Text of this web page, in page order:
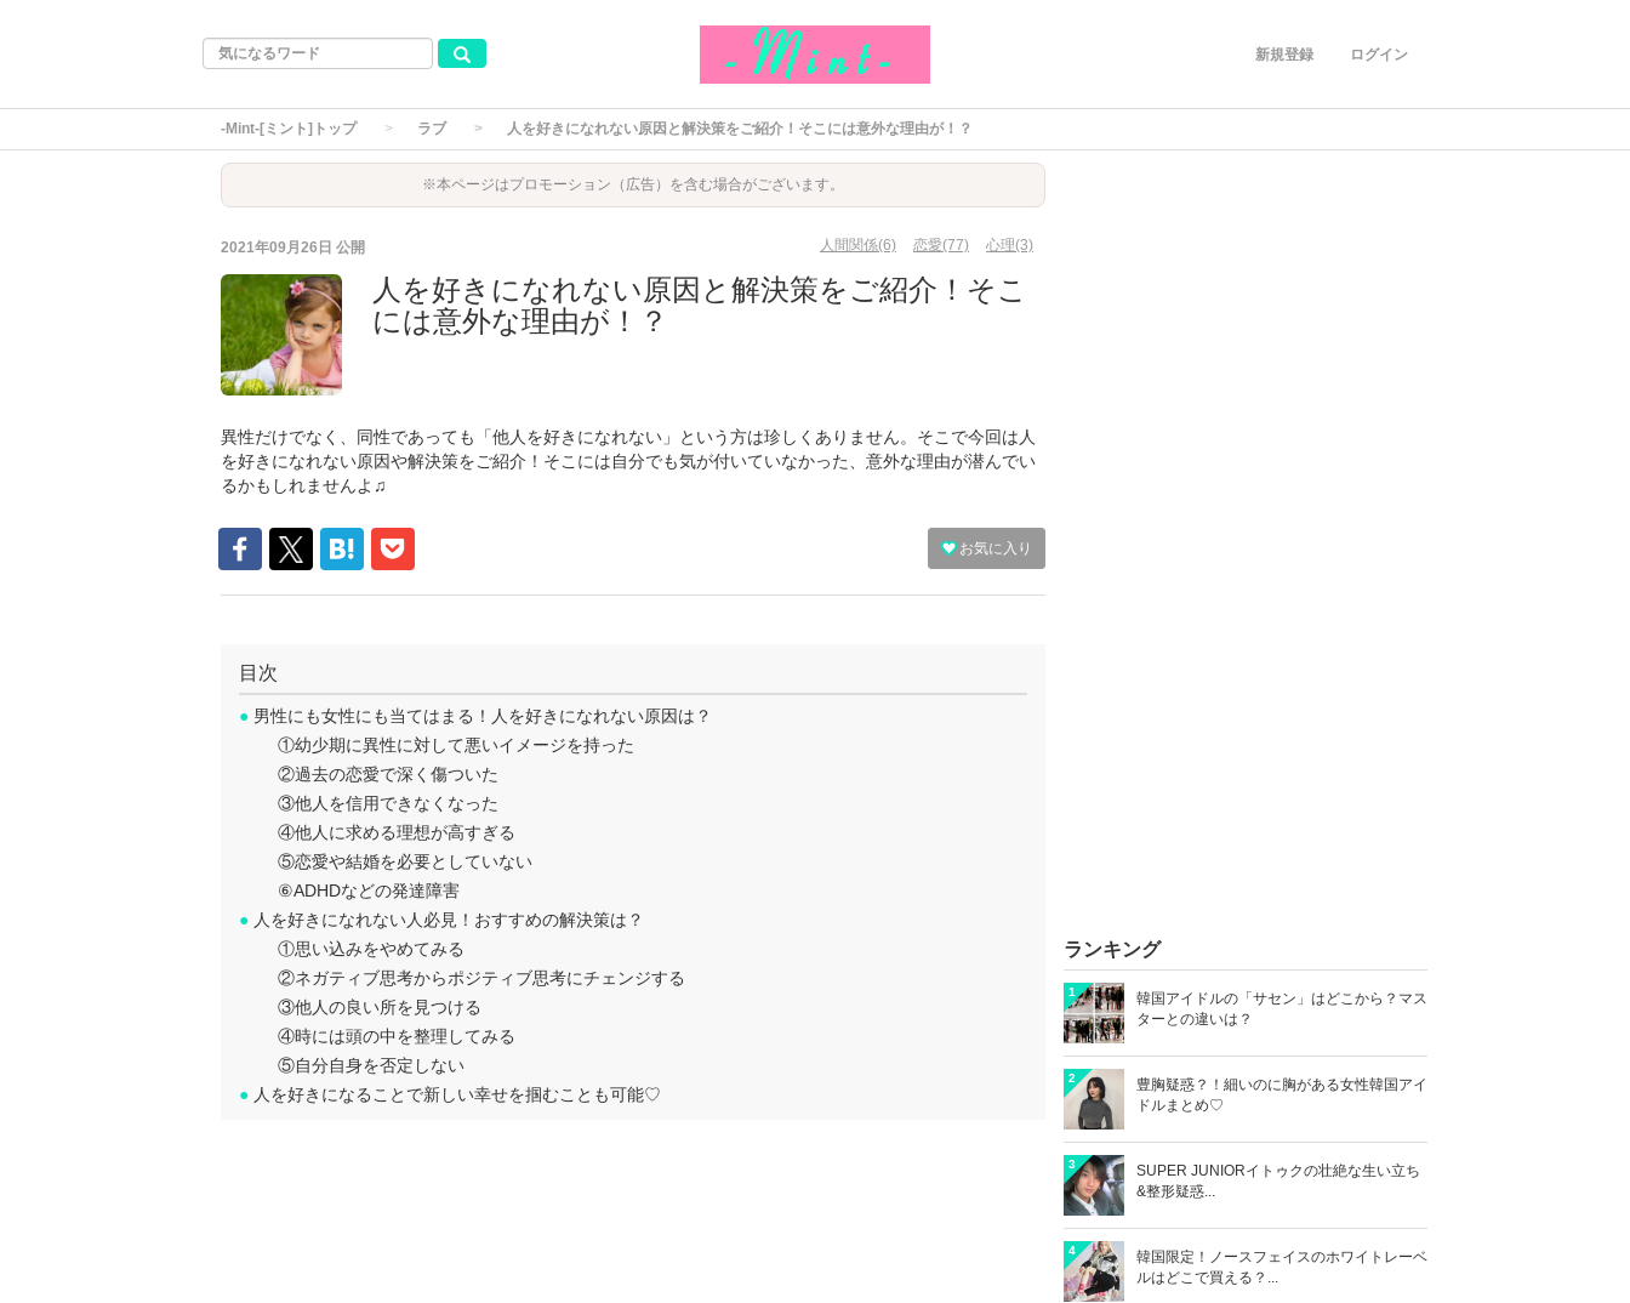
ログイン
新規登録
-Mint-[ミント]トップ ラブ 人を好きになれない原因と解決策をご紹介！そこには意外な理由が！？
※本ページはプロモーション（広告）を含む場合がございます。
2021年09月26日 公開 人間関係(6) 恋愛(77) 心理(3)
人を好きになれない原因と解決策をご紹介！そこ
には意外な理由が！？
異性だけでなく、同性であっても「他人を好きになれない」という方は珍しくありません。そこで今回は人
を好きになれない原因や解決策をご紹介！そこには自分でも気が付いていなかった、意外な理由が潜んでい
るかもしれませんよ♫
お気に入り
目次
● 男性にも女性にも当てはまる！人を好きになれない原因は？
①幼少期に異性に対して悪いイメージを持った
②過去の恋愛で深く傷ついた
③他人を信用できなくなった
④他人に求める理想が高すぎる
⑤恋愛や結婚を必要としていない
⑥ADHDなどの発達障害
● 人を好きになれない人必見！おすすめの解決策は？
①思い込みをやめてみる
②ネガティブ思考からポジティブ思考にチェンジする
③他人の良い所を見つける
④時には頭の中を整理してみる
⑤自分自身を否定しない
● 人を好きになることで新しい幸せを掴むことも可能♡
ランキング
1
韓国アイドルの「サセン」はどこから？マス
ターとの違いは？
2
豊胸疑惑？！細いのに胸がある女性韓国アイ
ドルまとめ♡
3
SUPER JUNIORイトゥクの壮絶な生い立ち
&整形疑惑...
4
韓国限定！ノースフェイスのホワイトレーベ
ルはどこで買える？...